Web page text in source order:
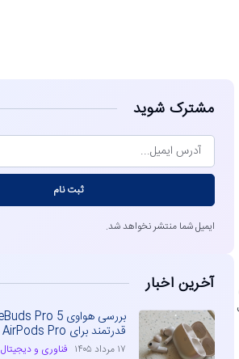
مشترک شوید
ثبت نام
ایمیل شما منتشر نخواهد شد.
آخرین اخبار
قدرتمند برای AirPods Pro و سونی
۱۷ مرداد ۱۴۰۵ فناوری و دیجیتال